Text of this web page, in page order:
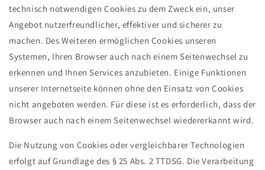
technisch notwendigen Cookies zu dem Zweck ein, unser
Angebot nutzerfreundlicher, effektiver und sicherer zu
machen. Des Weiteren ermöglichen Cookies unseren
Systemen, Ihren Browser auch nach einem Seitenwechsel zu
erkennen und Ihnen Services anzubieten. Einige Funktionen
unserer Internetseite können ohne den Einsatz von Cookies
nicht angeboten werden. Für diese ist es erforderlich, dass der
Browser auch nach einem Seitenwechsel wiedererkannt wird.
Die Nutzung von Cookies oder vergleichbarer Technologien
erfolgt auf Grundlage des § 25 Abs. 2 TTDSG. Die Verarbeitung